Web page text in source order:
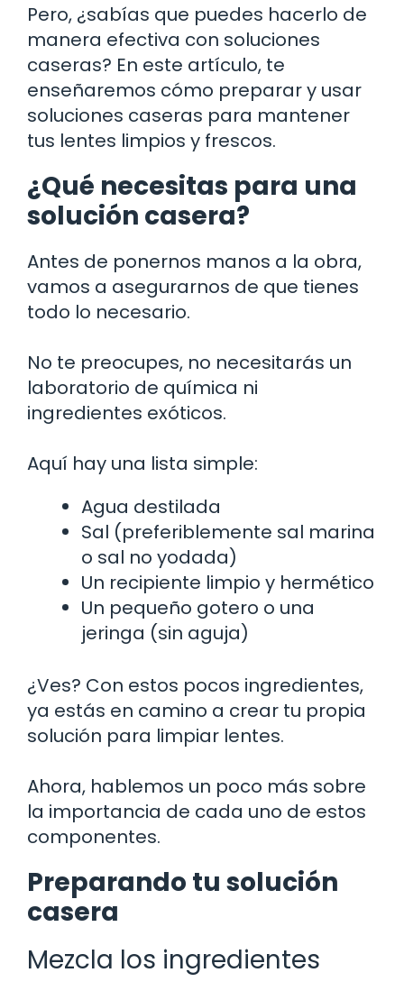
Pero, ¿sabías que puedes hacerlo de
manera efectiva con soluciones
caseras? En este artículo, te
enseñaremos cómo preparar y usar
soluciones caseras para mantener
tus lentes limpios y frescos.
¿Qué necesitas para una
solución casera?
Antes de ponernos manos a la obra,
vamos a asegurarnos de que tienes
todo lo necesario.
No te preocupes, no necesitarás un
laboratorio de química ni
ingredientes exóticos.
Aquí hay una lista simple:
Agua destilada
Sal (preferiblemente sal marina
o sal no yodada)
Un recipiente limpio y hermético
Un pequeño gotero o una
jeringa (sin aguja)
¿Ves? Con estos pocos ingredientes,
ya estás en camino a crear tu propia
solución para limpiar lentes.
Ahora, hablemos un poco más sobre
la importancia de cada uno de estos
componentes.
Preparando tu solución
casera
Mezcla los ingredientes